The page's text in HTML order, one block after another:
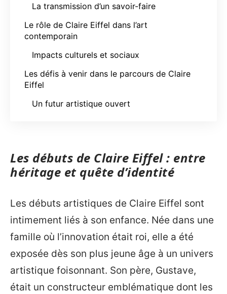
La transmission d’un savoir-faire
Le rôle de Claire Eiffel dans l’art
contemporain
Impacts culturels et sociaux
Les défis à venir dans le parcours de Claire
Eiffel
Un futur artistique ouvert
Les débuts de Claire Eiffel : entre
héritage et quête d’identité
Les débuts artistiques de Claire Eiffel sont
intimement liés à son enfance. Née dans une
famille où l’innovation était roi, elle a été
exposée dès son plus jeune âge à un univers
artistique foisonnant. Son père, Gustave,
était un constructeur emblématique dont les